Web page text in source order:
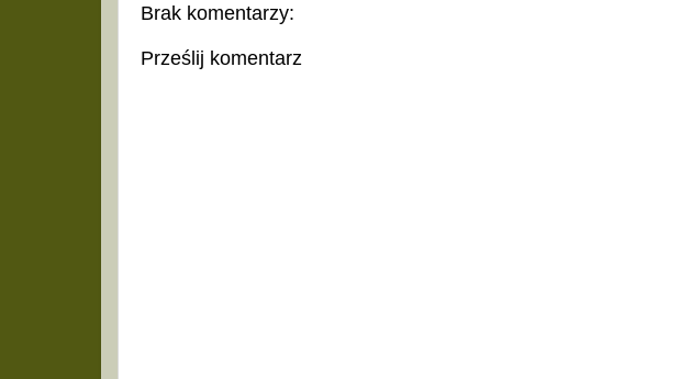
Brak komentarzy:
Prześlij komentarz